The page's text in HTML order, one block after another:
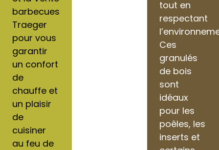
barbecues
Traeger
pour vous
garantir
un confort
de
chauffe et
un plaisir
de
cuisiner
au feu de
tout en
respectant
Ces
granulés
de bois
sont
idéaux
pour les
poêles, les
inserts et